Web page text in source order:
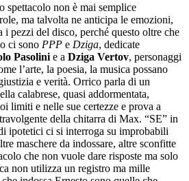
spettacolo non è mai semplice
ma talvolta ne anticipa le emozioni,
pezzi del disco, perché questo oltre che
ci sono PPP e Dziga, dedicate
Pasolini e a Dziga Vertov, personaggi
l’arte, la poesia, la musica possano
e verità. Orrico parla di un
calabrese, quasi addormentata,
limiti e nelle sue certezze e prova a
della chitarra di Max. “SE” in
ipotetici ci si interroga su improbabili
maschere da indossare, altre sconfitte
che non vuole dare risposte ma solo
non utilizza un registro ma mille